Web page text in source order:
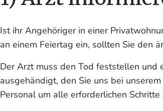
Ist ihr Angehöriger in einer
an einem Feiertag ein, sollten Sie den
Der Arzt muss den Tod feststellen und
ausgehändigt, den Sie uns bei
Personal um alle erforderlichen